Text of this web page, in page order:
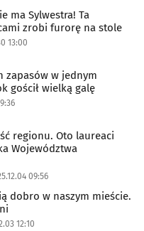
ma Sylwestra! Ta
zrobi furorę na stole
13:00
zapasów w jednym
gościł wielką galę
regionu. Oto laureaci
Województwa
09:56
dobro w naszym mieście.
12:10